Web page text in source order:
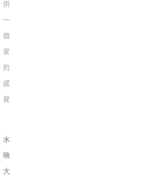
供
一
個
家
的
感
覺
水
映
大